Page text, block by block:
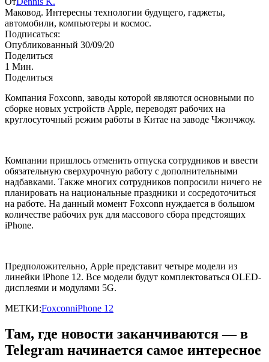
Маковод. Интересны технологии будущего, гаджеты,
автомобили, компьютеры и космос.
Подписаться:
Опубликованный 30/09/20
Поделиться
1 Мин.
Поделиться
Компания Foxconn, заводы которой являются основными по
сборке новых устройств Apple, переводят рабочих на
круглосуточный режим работы в Китае на заводе Чжэнчжоу.
Компании пришлось отменить отпуска сотрудников и ввести
обязательную сверхурочную работу с дополнительными
надбавками. Также многих сотрудников попросили ничего не
планировать на национальные праздники и сосредоточиться
на работе. На данный момент Foxconn нуждается в большом
количестве рабочих рук для массового сбора предстоящих
iPhone.
Предположительно, Apple представит четыре модели из
линейки iPhone 12. Все модели будут комплектоваться OLED-
дисплеями и модулями 5G.
МЕТКИ:FoxconniPhone 12
Там, где новости заканчиваются — в
Telegram начинается самое интересное